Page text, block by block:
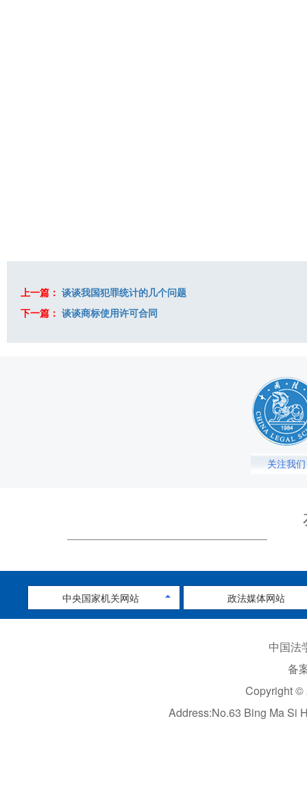
上一篇： 谈谈我国犯罪统计的几个问题
下一篇： 谈谈商标使用许可合同
关注我们
中央国家机关网站 政法媒体网站
中国法
备
Copyright ©
Address:No.63 Bing Ma Si